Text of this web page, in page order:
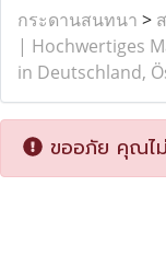
กระดานสนทนา >
| Hochwertiges
in Deutschland,
ขออภัย คุณไม่